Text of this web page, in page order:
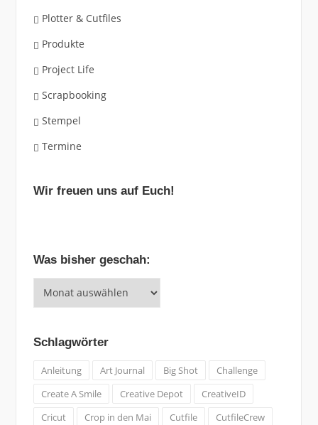
Plotter & Cutfiles
Produkte
Project Life
Scrapbooking
Stempel
Termine
Wir freuen uns auf Euch!
Was bisher geschah:
bisher
Schlagwörter
Anleitung Art Journal Big Shot
Challenge
Create A Smile
Creative Depot
CreativeID
Cricut
Crop in den Mai Cutfile
CutfileCrew